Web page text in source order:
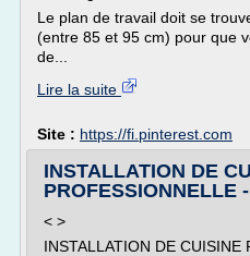
Le plan de travail doit se
(entre 85 et 95 cm) pour que
de...
Lire la suite
Site : https://fi.pinterest.com
INSTALLATION DE
PROFESSIONNELLE
< >
INSTALLATION DE CUISINE